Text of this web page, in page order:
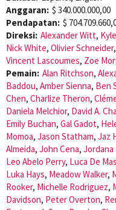
Anggaran: $ 340.000.000,00
Pendapatan: $
Direksi: Alexander Witt,
Nick White, Olivier Schneider,
Vincent Lascoumes, Zoe
Pemain: Alan Ritchson,
Baddou, Amber Sienna, Ben
Chen, Charlize Theron,
Daniela Melchior, David A.
Emily Buchan, Gal Gadot,
Momoa, Jason Statham, Jaz
Almeida, John Cena,
Leo Abelo Perry, Luca De
Luka Hays, Meadow Walker,
Rooker, Michelle Rodriguez,
Davidson, Peter Overton,